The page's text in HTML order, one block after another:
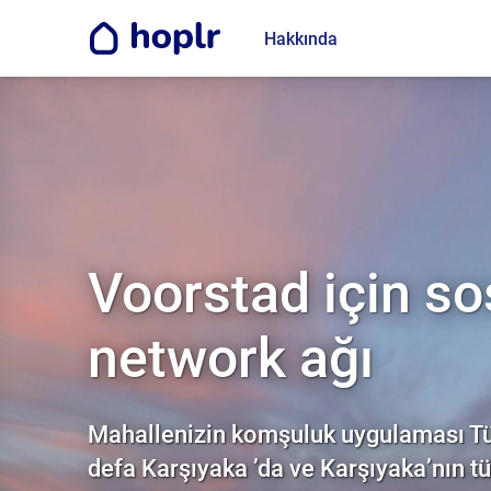
Hakkında
Voorstad için
network ağı
Mahallenizin komşuluk uygulaması
defa Karşıyaka ’da ve Karşıyaka’nın